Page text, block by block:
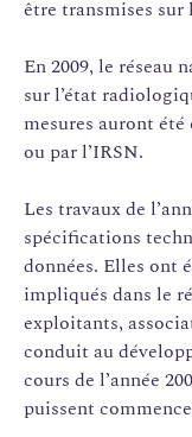
être transmises
En 2009, le réseau
sur l’état
mesures auront
ou par l’IRSN.
Les travaux de
spécifications
données. Elles ont
impliqués dans le
exploitants,
conduit au
cours de l’année
puissent